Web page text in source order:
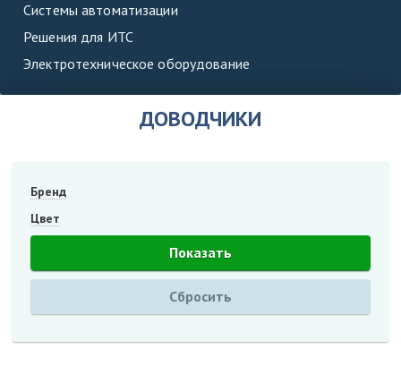
Системы автоматизации
Решения для ИТС
Электротехническое оборудование
ДОВОДЧИКИ
Бренд
Цвет